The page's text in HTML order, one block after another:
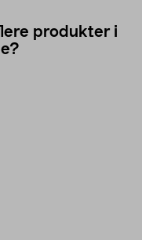
produkter i